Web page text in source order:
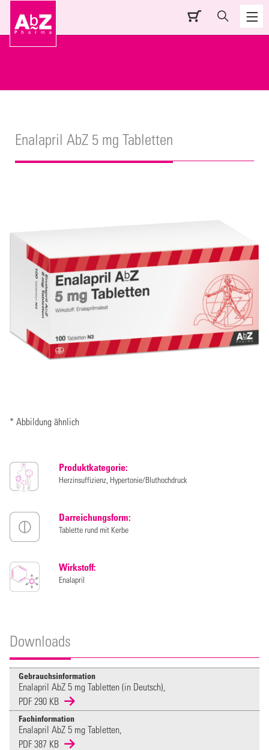
Enalapril AbZ 5 mg Tabletten
* Abbildung ähnlich
Produktkategorie:
Herzinsuffizienz, Hypertonie/Bluthochdruck
Darreichungsform:
Tablette rund mit Kerbe
Wirkstoff:
Enalapril
Downloads
Gebrauchsinformation
Enalapril AbZ 5 mg Tabletten (in Deutsch),
PDF 290 KB
Fachinformation
Enalapril AbZ 5 mg Tabletten,
PDF 387 KB